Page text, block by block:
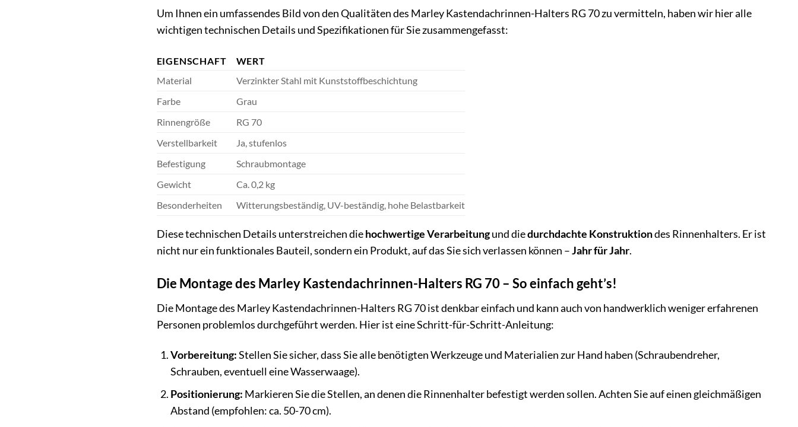
Um Ihnen ein umfassendes Bild von den Qualitäten des Marley Kastendachrinnen-Halters RG 70 zu vermitteln, haben wir hier alle
wichtigen technischen Details und Spezifikationen für Sie zusammengefasst:
EIGENSCHAFT
WERT
Material
Verzinkter Stahl mit Kunststoffbeschichtung
Farbe
Grau
Rinnengröße
RG 70
Verstellbarkeit
Ja, stufenlos
Befestigung
Schraubmontage
Gewicht
Ca. 0,2 kg
Besonderheiten
Witterungsbeständig, UV-beständig, hohe Belastbarkeit
Diese technischen Details unterstreichen diehochwertige Verarbeitungund diedurchdachte Konstruktiondes Rinnenhalters. Er ist
nicht nur ein funktionales Bauteil, sondern ein Produkt, auf das Sie sich verlassen können –Jahr für Jahr.
Die Montage des Marley Kastendachrinnen-Halters RG 70 – So einfach geht’s!
Die Montage des Marley Kastendachrinnen-Halters RG 70 ist denkbar einfach und kann auch von handwerklich weniger erfahrenen
Personen problemlos durchgeführt werden. Hier ist eine Schritt-für-Schritt-Anleitung:
Vorbereitung:Stellen Sie sicher, dass Sie alle benötigten Werkzeuge und Materialien zur Hand haben (Schraubendreher,
Schrauben, eventuell eine Wasserwaage).
Positionierung: Markieren Sie die Stellen, an denen die Rinnenhalter befestigt werden sollen. Achten Sie auf einen gleichmäßigen
Abstand (empfohlen: ca. 50-70 cm).